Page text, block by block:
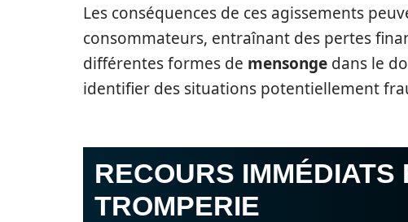
Les conséquences de ces agissements
consommateurs, entraînant des pertes
différentes formes de mensonge dans le
identifier des situations potentiellement
RECOURS IMMÉDIATS
TROMPERIE